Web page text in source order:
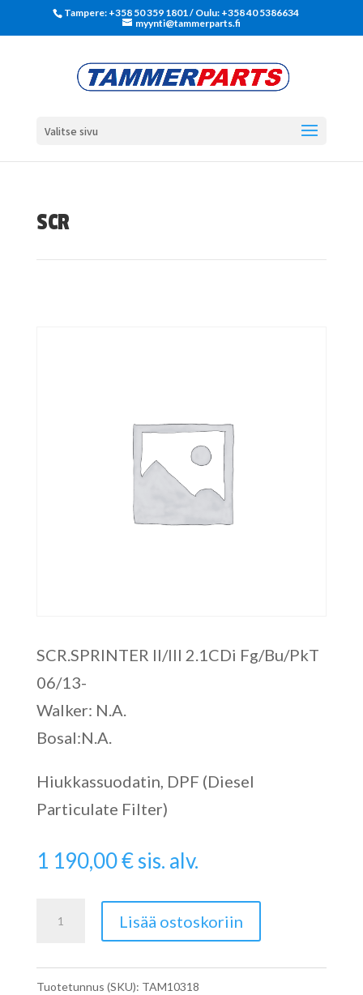
Tampere: +358 50 359 1801‬ / Oulu: +358 40 5386634
myynti@tammerparts.fi
Valitse sivu
SCR
SCR.SPRINTER II/III 2.1CDi Fg/Bu/PkT
06/13-
Walker: N.A.
Bosal:N.A.
Hiukkassuodatin, DPF (Diesel
Particulate Filter)
1 190,00€sis. alv.
Lisää ostoskoriin
Tuotetunnus (SKU): TAM10318